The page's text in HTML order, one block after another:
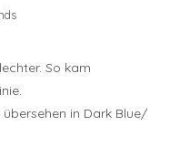
So kam
in Dark Blue/